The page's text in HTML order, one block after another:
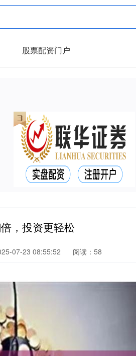
股票配资门户
，投资更轻松
07-23 08:55:52 阅读：58